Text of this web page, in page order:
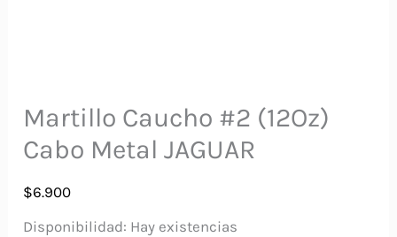
Martillo Caucho #2 (12Oz)
Cabo Metal JAGUAR
$6.900
Disponibilidad: Hay existencias